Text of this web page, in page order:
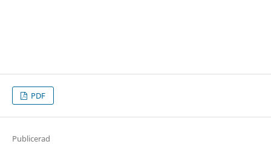
PDF
Publicerad